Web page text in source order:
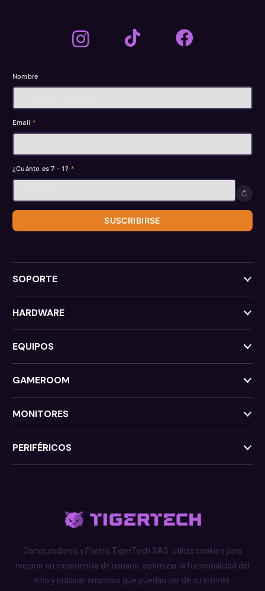
Nombre
Email *
¿Cuánto es 7 - 1? *
↻
SUSCRIBIRSE
SOPORTE
HARDWARE
EQUIPOS
GAMEROOM
MONITORES
PERIFÉRICOS
Computadores y Partes TigerTech SAS utiliza cookies para
mejorar su experiencia de usuario, optimizar la funcionalidad del
sitio y publicar anuncios que puedan ser de su interés.